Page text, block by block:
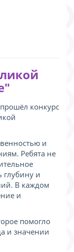
конкурс
и
Ребята не
глубину и
В каждом
и
помогло
и значении